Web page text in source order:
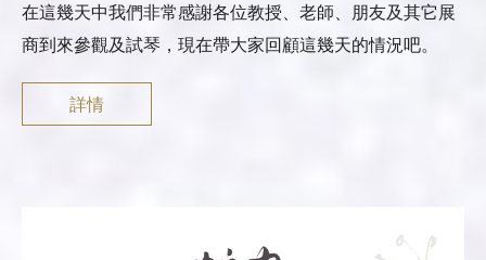
在這幾天中我們非常感謝各位教授、老師、朋友及其它展
商到來參觀及試琴，現在帶大家回顧這幾天的情況吧。
詳情